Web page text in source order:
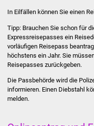
In Eilfällen können Sie einen
Tipp:Brauchen Sie schon für
Expressreisepasses ein
vorläufigen Reisepass
höchstens ein Jahr. Sie
Reisepasses zurückgeben.
Die Passbehörde wird die
informieren. Einen Diebstahl
melden.